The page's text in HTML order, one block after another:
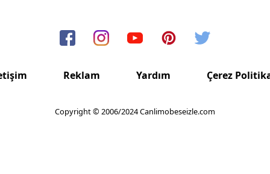
Reklam Yardım Çerez
Copyright © 2006/2024 Canlimobeseizle.com